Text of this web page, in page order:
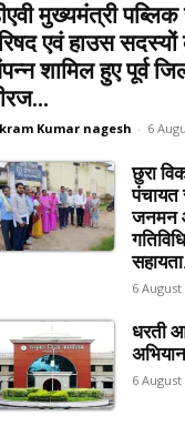
मुख्यमंत्री
एवं हाउस
शामिल हुए पूर्व
Kumar nagesh - 6
छुरा
पंचायत
जनमन
6 August
धरती
6 August